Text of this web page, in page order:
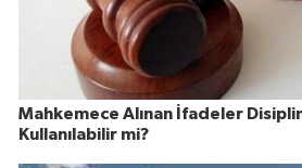
Mahkemece Alınan İfadeler
Kullanılabilir mi?